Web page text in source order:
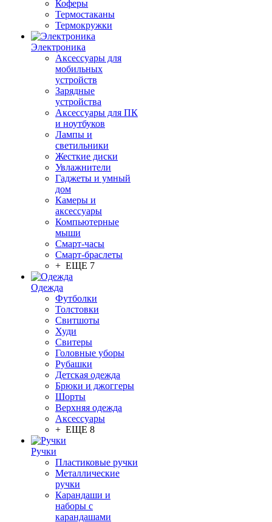
Коферы
Термостаканы
Термокружки
Электроника
Аксессуары для
мобильных
устройств
Зарядные
устройства
Аксессуары для ПК
и ноутбуков
Лампы и
светильники
Жесткие диски
Увлажнители
Гаджеты и умный
дом
Камеры и
аксессуары
Компьютерные
мыши
Смарт-часы
Смарт-браслеты
+ ЕЩЕ 7
Одежда
Футболки
Толстовки
Свитшоты
Худи
Свитеры
Головные уборы
Рубашки
Детская одежда
Брюки и джоггеры
Шорты
Верхняя одежда
Аксессуары
+ ЕЩЕ 8
Ручки
Пластиковые ручки
Металлические
ручки
Карандаши и
наборы с
карандашами